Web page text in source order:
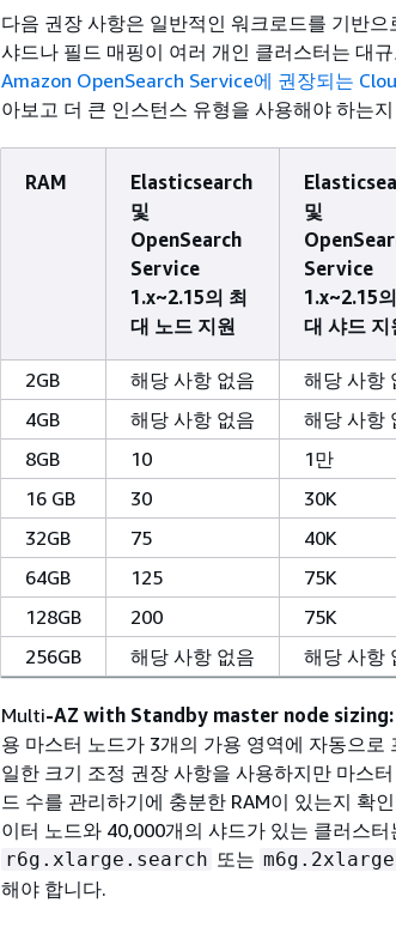
다음 권장 사항은 일반적인 워크로드를 기반
샤드나 필드 매핑이 여러 개인 클러스터는 대
Amazon OpenSearch Service에 권장되는
아보고 더 큰 인스턴스 유형을 사용해야 하는
RAM
Elasticsearch
및
OpenSearch
Service
1.x~2.15의 최
대 노드 지원
및
Service
1.x~2.15
대 샤드 지
2GB 해당 사항 없음 해당 사항
4GB
해당 사항 없음 해당 사항
8GB
10 1만
16 GB
30 30K
32GB
75 40K
64GB
125 75K
128GB
200 75K
256GB
해당 사항 없음 해당 사항
Multi-AZ with Standby master node sizing:
용 마스터 노드가 3개의 가용 영역에 자동으
일한 크기 조정 권장 사항을 사용하지만 마스
드 수를 관리하기에 충분한 RAM이 있는지 확
이터 노드와 40,000개의 샤드가 있는 클러스터
r6g.xlarge.search 또는
해야 합니다.